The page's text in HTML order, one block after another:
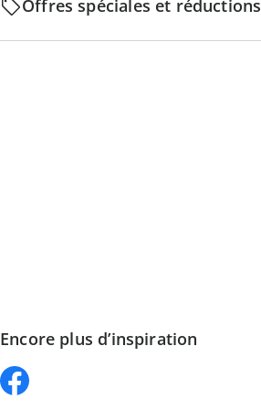
Offres spéciales et réductions
Encore plus d’inspiration